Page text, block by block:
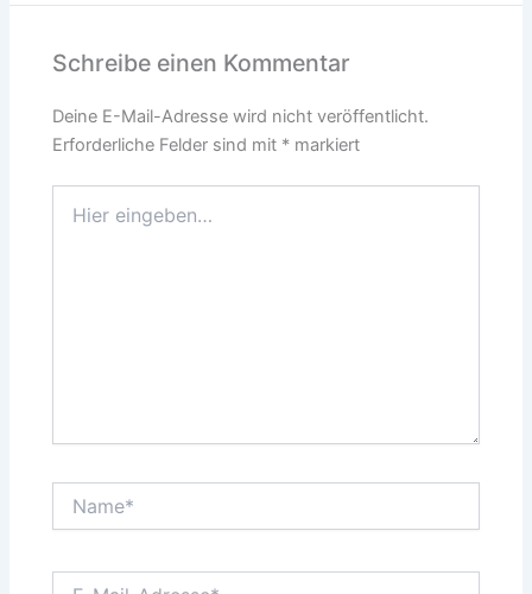
Schreibe einen Kommentar
Deine E-Mail-Adresse wird nicht veröffentlicht.
Erforderliche Felder sind mit * markiert
eingeben…